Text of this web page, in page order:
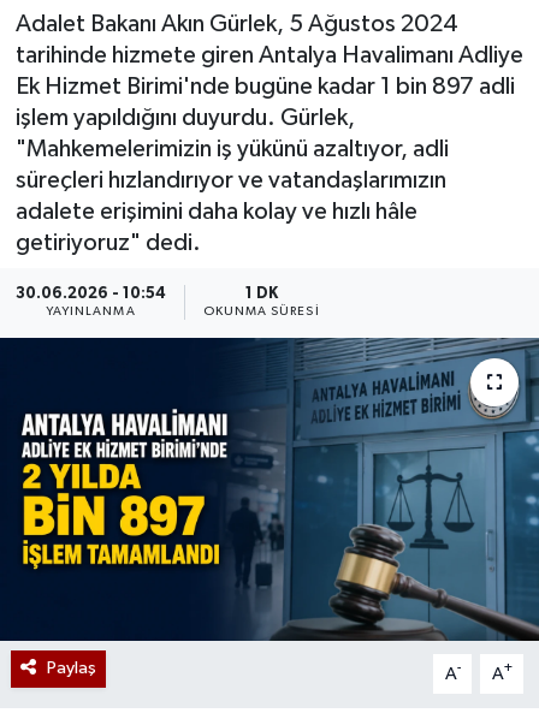
Adalet Bakanı Akın Gürlek, 5 Ağustos 2024
tarihinde hizmete giren Antalya Havalimanı Adliye
Ek Hizmet Birimi'nde bugüne kadar 1 bin 897 adli
işlem yapıldığını duyurdu. Gürlek,
"Mahkemelerimizin iş yükünü azaltıyor, adli
süreçleri hızlandırıyor ve vatandaşlarımızın
adalete erişimini daha kolay ve hızlı hâle
getiriyoruz" dedi.
30.06.2026 - 10:54
YAYINLANMA
1 DK
OKUNMA SÜRESI
Paylaş A- A+